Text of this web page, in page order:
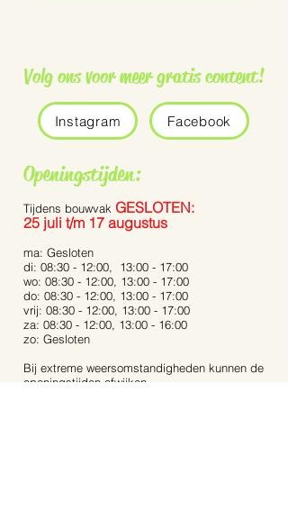
Volg ons voor meer gratis content!
Instagram Facebook
Openingstijden:
Tijdens bouwvak GESLOTEN:
25 juli t/m 17 augustus
ma: Gesloten
di: 08:30 - 12:00, 13:00 - 17:00
wo: 08:30 - 12:00, 13:00 - 17:00
do: 08:30 - 12:00, 13:00 - 17:00
vrij: 08:30 - 12:00, 13:00 - 17:00
za: 08:30 - 12:00, 13:00 - 16:00
zo: Gesloten
Bij extreme weersomstandigheden kunnen de
openingstijden afwijken.